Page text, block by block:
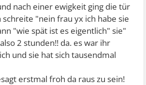
nach einer ewigkeit ging die tür
"nein frau yx ich habe sie
"wie spät ist es eigentlich" sie"
2 stunden!! da. es war ihr
und sie hat sich tausendmal
erstmal froh da raus zu sein!